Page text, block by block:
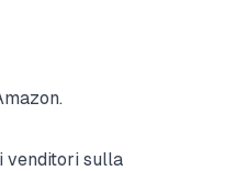
venditori sulla